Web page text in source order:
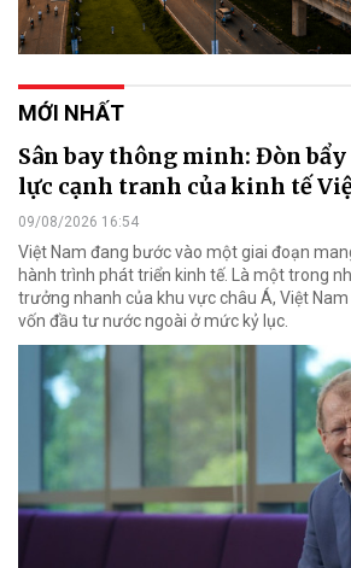
MỚI NHẤT
Sân bay thông minh: Đòn
lực cạnh tranh của kinh tế
09/08/2026 16:54
Việt Nam đang bước vào một giai đoạn
hành trình phát triển kinh tế. Là một trong
trưởng nhanh của khu vực châu Á, Việt
vốn đầu tư nước ngoài ở mức kỷ lục.